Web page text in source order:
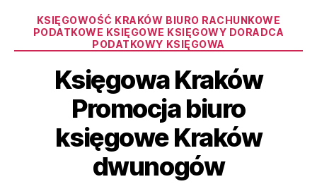
Kategorie
KSIĘGOWOŚĆ KRAKÓW BIURO RACHUNKOWE
PODATKOWE KSIĘGOWE KSIĘGOWY DORADCA
PODATKOWY KSIĘGOWA
Księgowa Kraków
Promocja biuro
księgowe Kraków
dwunogów